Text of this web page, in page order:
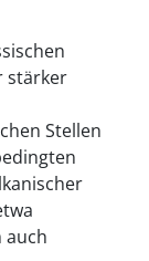
stärker
Stellen
auch